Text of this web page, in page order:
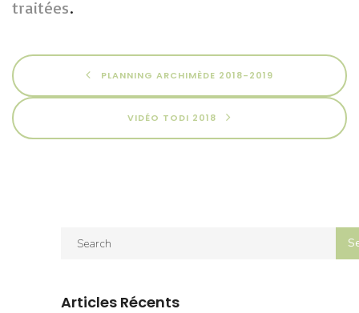
traitées.
PLANNING ARCHIMÈDE 2018-2019
VIDÉO TODI 2018
Articles Récents